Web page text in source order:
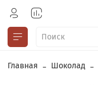
Главная Шоколад